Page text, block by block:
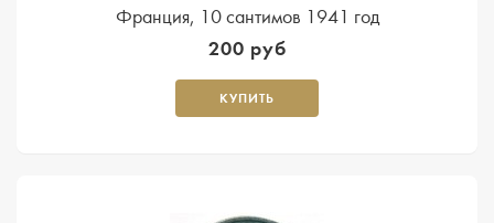
Франция, 10 сантимов 1941 год
200 руб
КУПИТЬ